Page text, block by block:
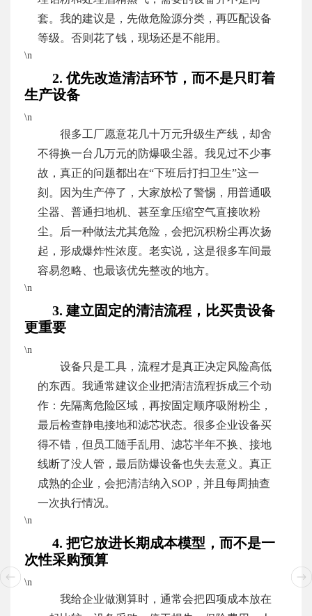
套。我的建议是，先做危险源分类，再匹配设备
等级。否则花了钱，现场还是不能用。
\n
2. 优先改造清洁环节，而不是只盯着
生产设备
\n
很多工厂愿意花几十万元升级生产线，却舍
不得换一台几万元的防爆吸尘器。我见过不少事
故，真正的问题都出在“下班后打扫卫生”这一
刻。因为生产停了，大家放松了警惕，用普通吸
尘器、普通扫地机、甚至拿压缩空气直接吹粉
尘。后一种做法尤其危险，会把沉积粉尘再次扬
起，形成爆炸性浓度。老实说，这是很多车间最
容易忽略、也最该优先整改的地方。
\n
3. 建立固定的清洁流程，比买贵设备
更重要
\n
设备只是工具，流程才是真正决定风险高低
的东西。我通常建议企业把清洁流程拆成三个动
作：先隔离危险区域，再按固定顺序吸附粉尘，
最后检查静电接地和滤芯状态。很多企业设备买
得不错，但员工随手乱用、滤芯半年不换、接地
线断了没人管，最后防爆设备也失去意义。真正
成熟的企业，会把清洁纳入SOP，并且每周抽查
一次执行情况。
\n
4. 把它放进长期成本模型，而不是一
次性采购预算
\n
我给企业做测算时，通常会把四项成本放在